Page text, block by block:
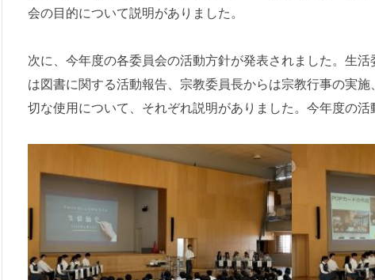
会の目的について説明がありました。
次に、今年度の各委員会の活動方針が発表されました。生
は図書に関する活動報告、宗教委員長からは宗教行事の実
切な使用について、それぞれ説明がありました。今年度の